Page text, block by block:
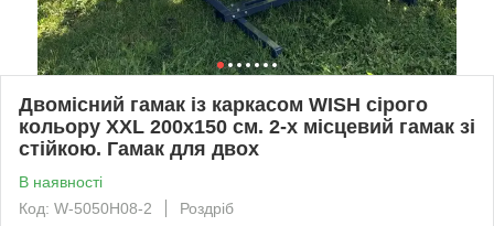
Двомісний гамак із каркасом WISH сірого
кольору XXL 200х150 см. 2-х місцевий гамак зі
стійкою. Гамак для двох
В наявності
Код: W-5050H08-2
Роздріб